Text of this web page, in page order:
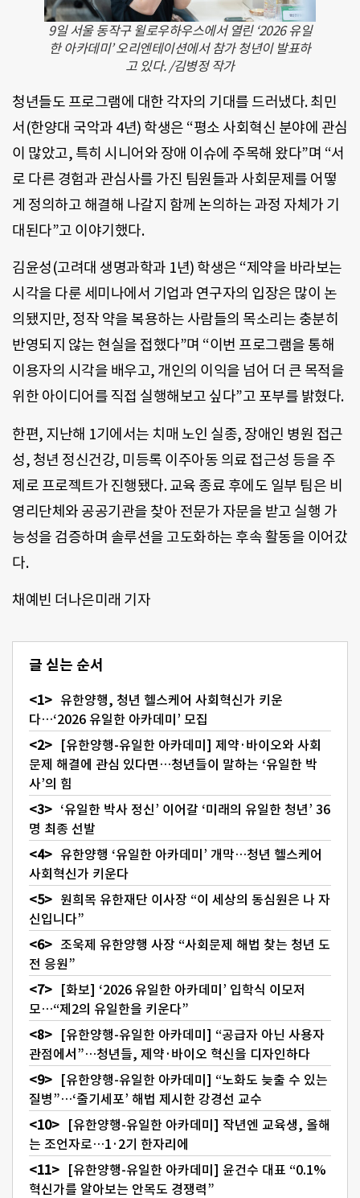
9일 서울 동작구 윌로우하우스에서 열린 ‘2026 유일
한 아카데미’ 오리엔테이션에서 참가 청년이 발표하
고 있다. /김병정 작가
청년들도 프로그램에 대한 각자의 기대를 드러냈다. 최민
서(한양대 국악과 4년) 학생은 “평소 사회혁신 분야에 관심
이 많았고, 특히 시니어와 장애 이슈에 주목해 왔다”며 “서
로 다른 경험과 관심사를 가진 팀원들과 사회문제를 어떻
게 정의하고 해결해 나갈지 함께 논의하는 과정 자체가 기
대된다”고 이야기했다.
김윤성(고려대 생명과학과 1년) 학생은 “제약을 바라보는
시각을 다룬 세미나에서 기업과 연구자의 입장은 많이 논
의됐지만, 정작 약을 복용하는 사람들의 목소리는 충분히
반영되지 않는 현실을 접했다”며 “이번 프로그램을 통해
이용자의 시각을 배우고, 개인의 이익을 넘어 더 큰 목적을
위한 아이디어를 직접 실행해보고 싶다”고 포부를 밝혔다.
한편, 지난해 1기에서는 치매 노인 실종, 장애인 병원 접근
성, 청년 정신건강, 미등록 이주아동 의료 접근성 등을 주
제로 프로젝트가 진행됐다. 교육 종료 후에도 일부 팀은 비
영리단체와 공공기관을 찾아 전문가 자문을 받고 실행 가
능성을 검증하며 솔루션을 고도화하는 후속 활동을 이어갔
다.
채예빈 더나은미래 기자
글 싣는 순서
유한양행, 청년 헬스케어 사회혁신가 키운
다…‘2026 유일한 아카데미’ 모집
[유한양행-유일한 아카데미] 제약·바이오와 사회
문제 해결에 관심 있다면…청년들이 말하는 ‘유일한 박
사’의 힘
‘유일한 박사 정신’ 이어갈 ‘미래의 유일한 청년’ 36
명 최종 선발
유한양행 ‘유일한 아카데미’ 개막…청년 헬스케어
사회혁신가 키운다
원희목 유한재단 이사장 “이 세상의 동심원은 나 자
신입니다”
조욱제 유한양행 사장 “사회문제 해법 찾는 청년 도
전 응원”
[화보] ‘2026 유일한 아카데미’ 입학식 이모저
모…“제2의 유일한을 키운다”
[유한양행-유일한 아카데미] “공급자 아닌 사용자
관점에서”…청년들, 제약·바이오 혁신을 디자인하다
[유한양행-유일한 아카데미] “노화도 늦출 수 있는
질병”…‘줄기세포’ 해법 제시한 강경선 교수
[유한양행-유일한 아카데미] 작년엔 교육생, 올해
는 조언자로…1·2기 한자리에
[유한양행-유일한 아카데미] 윤건수 대표 “0.1%
혁신가를 알아보는 안목도 경쟁력”